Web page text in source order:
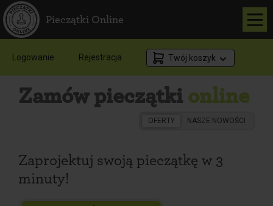
Pieczątki Online
Logowanie Rejestracja Twój koszyk
Zamów pieczątki online
OFERTY NASZE NOWOŚCI
Zaprojektuj swoją pieczątkę w 3
minuty!